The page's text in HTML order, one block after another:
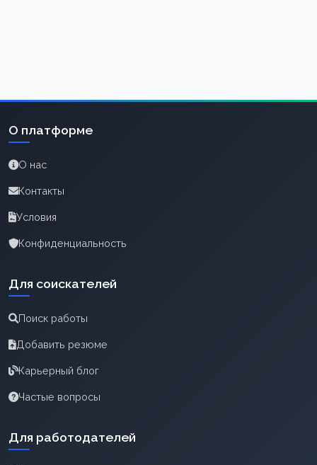
О платформе
О нас
Контакты
Условия
Конфиденциальность
Для соискателей
Поиск работы
Добавить резюме
Карьерный блог
Частые вопросы
Для работодателей